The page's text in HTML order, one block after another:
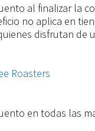
al finalizar la
no aplica en
disfrutan de
Roasters
en todas las